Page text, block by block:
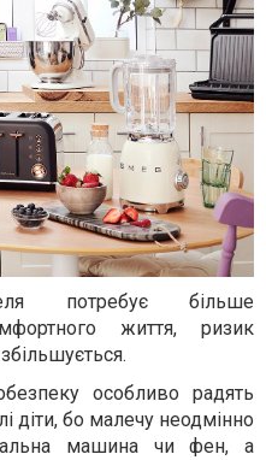
потребує більше
життя, ризик
особливо радять
діти, бо малечу неодмінно
машина чи фен, а